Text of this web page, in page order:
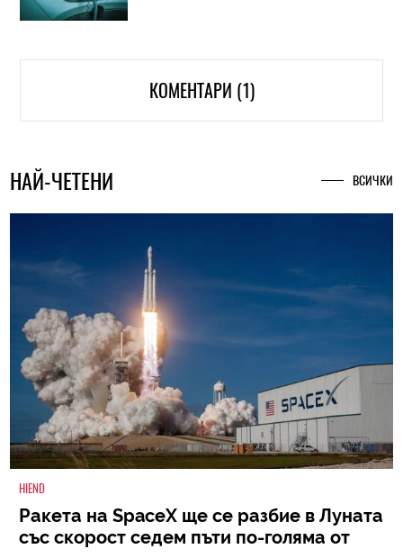
КОМЕНТАРИ (1)
НАЙ-ЧЕТЕНИ ВСИЧКИ
HIEND
Ракета на SpaceX ще се разбие в Луната
със скорост седем пъти по-голяма от